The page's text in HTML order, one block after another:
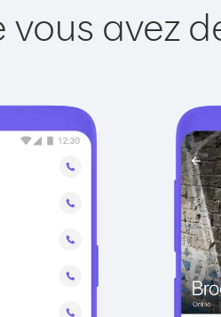
vous avez